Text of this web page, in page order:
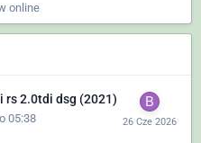
online
rs 2.0tdi dsg (2021)
05:38